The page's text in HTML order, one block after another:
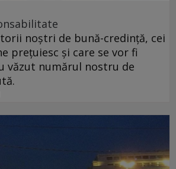
noștri de bună-credință, cei
prețuiesc și care se vor fi
văzut numărul nostru de